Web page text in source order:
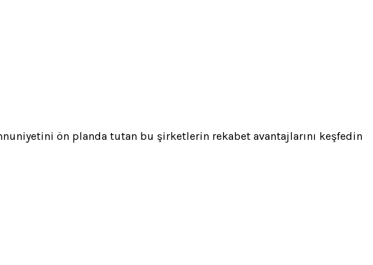
ön planda tutan bu şirketlerin rekabet avantajlarını keşfedin